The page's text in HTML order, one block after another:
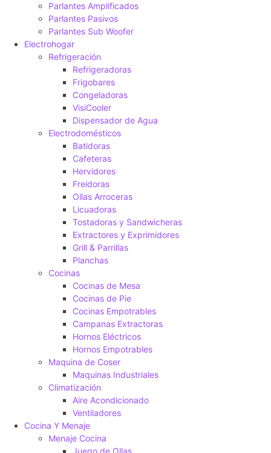
Parlantes Amplificados
Parlantes Pasivos
Parlantes Sub Woofer
Electrohogar
Refrigeración
Refrigeradoras
Frigobares
Congeladoras
VisiCooler
Dispensador de Agua
Electrodomésticos
Batidoras
Cafeteras
Hervidores
Freidoras
Ollas Arroceras
Licuadoras
Tostadoras y Sandwicheras
Extractores y Exprimidores
Grill & Parrillas
Planchas
Cocinas
Cocinas de Mesa
Cocinas de Pie
Cocinas Empotrables
Campanas Extractoras
Hornos Eléctricos
Hornos Empotrables
Maquina de Coser
Maquinas Industriales
Climatización
Aire Acondicionado
Ventiladores
Cocina Y Menaje
Menaje Cocina
Juego de Ollas